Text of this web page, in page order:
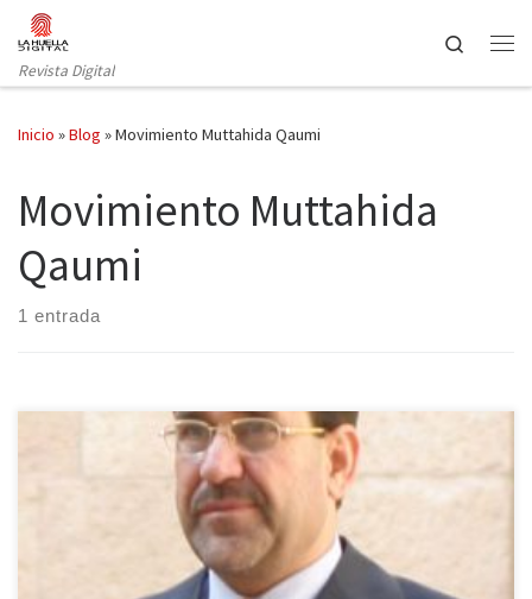
Saltar al contenido
Revista Digital
Search
Inicio »Blog »Movimiento Muttahida Qaumi
Movimiento Muttahida
Qaumi
1 entrada
Iraq vuelve a sufrir un aumento de la tensión después de que Al
Qaeda esté ganando posiciones en Fallujah y Ramadi, dos
ciudades clave que representan un tercio del territorio del país,
dejando decenas de muertos a su paso. Todo empezó el 28 de